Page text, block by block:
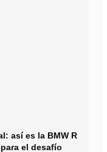
así es la BMW R
el desafío